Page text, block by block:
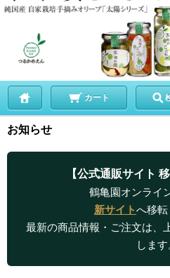
カート
お知らせ
【公式通販サイト
鶴亀園オンライ
新サイトへ移転
最新の商品情報・ご注文は、
します